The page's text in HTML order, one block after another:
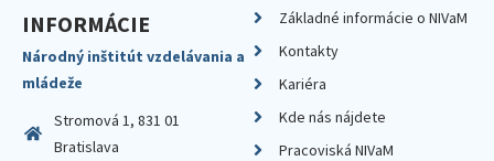
INFORMÁCIE
Národný inštitút vzdelávania a
mládeže
Stromová 1, 831 01
Bratislava
Základné informácie o NIVaM
Kontakty
Kariéra
Kde nás nájdete
Pracoviská NIVaM